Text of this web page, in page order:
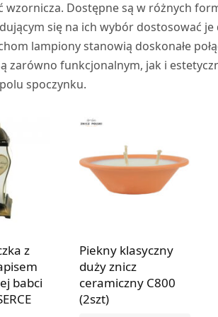
wzornicza. Dostępne są w różnych
się na ich wybór dostosować
lampiony stanowią doskonałe
zarówno funkcjonalnym, jak i
spoczynku.
z
babci
Piekny klasyczny
duży znicz
ceramiczny C800
(2szt)